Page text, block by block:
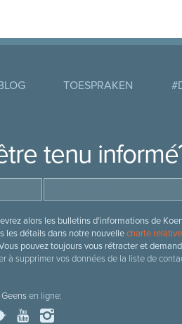
TOESPRAKEN
tenu
alors les bulletins d’informations de
les détails dans notre nouvellecharte
pouvez toujours vous rétracter et
à supprimer vos données de la liste de
en ligne: